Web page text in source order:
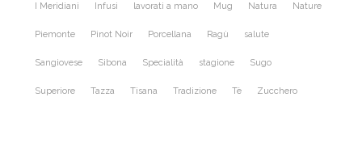
I Meridiani Infusi lavorati a mano Mug Natura Nature
Piemonte Pinot Noir Porcellana Ragù salute
Sangiovese Sibona Specialità stagione Sugo
Superiore Tazza Tisana Tradizione Tè Zucchero